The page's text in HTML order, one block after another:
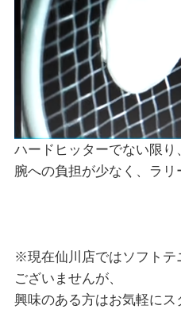
ハードヒッターでない限
腕への負担が少なく、ラリ
※現在仙川店ではソフトテ
ございませんが、
興味のある方はお気軽にス